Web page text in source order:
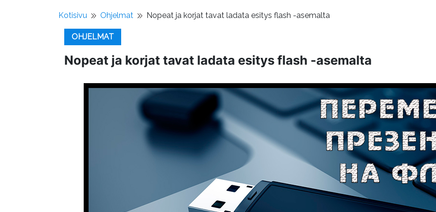
Kotisivu Ohjelmat Nopeat ja korjat tavat ladata esitys flash -asemalta
OHJELMAT
Nopeat ja korjat tavat ladata esitys flash -asemalta